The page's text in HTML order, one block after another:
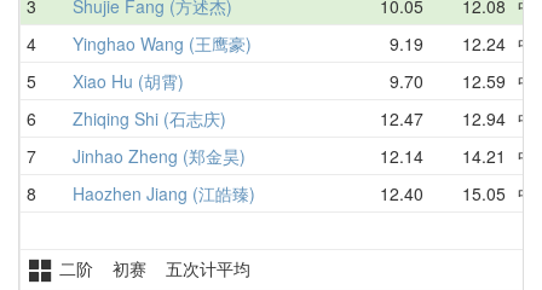
3
Shujie Fang (方述杰) 10.05 12.08 中
4
Yinghao Wang (王鹰豪) 9.19 12.24 中
5
Xiao Hu (胡霄) 9.70 12.59 中
6
Zhiqing Shi (石志庆) 12.47 12.94 中
7
Jinhao Zheng (郑金昊) 12.14 14.21
中
8
Haozhen Jiang (江皓臻) 12.40 15.05 中
二阶 初赛 五次计平均